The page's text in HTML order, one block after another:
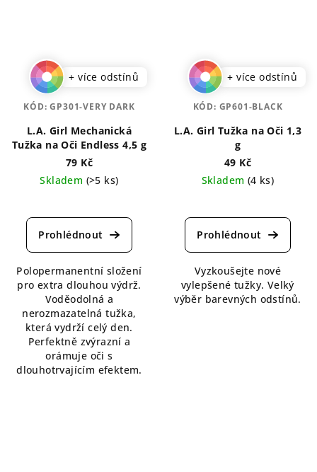
+ více odstínů
L.A. Girl Mechanická
Tužka na Oči Endless 4,5 g
79 Kč
Skladem (>5 ks)
hodnocení
produktu
z
5
hvězdiček.
Polopermanentní složení
pro extra dlouhou výdrž.
Voděodolná a
nerozmazatelná tužka,
která vydrží celý den.
Perfektně zvýrazní a
orámuje oči s
dlouhotrvajícím efektem.
KÓD:GP301-VERY DARK
+ více odstínů
L.A. Girl Tužka na Oči 1,3
g
49 Kč
Skladem (4 ks)
hodnocení
produktu
z
5
hvězdiček.
Vyzkoušejte nové
vylepšené tužky. Velký
výběr barevných odstínů.
KÓD: GP601-BLACK